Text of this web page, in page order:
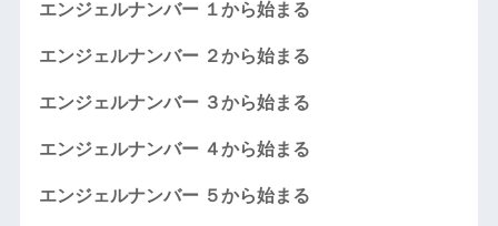
エンジェルナンバー １から始まる
エンジェルナンバー ２から始まる
エンジェルナンバー ３から始まる
エンジェルナンバー ４から始まる
エンジェルナンバー ５から始まる